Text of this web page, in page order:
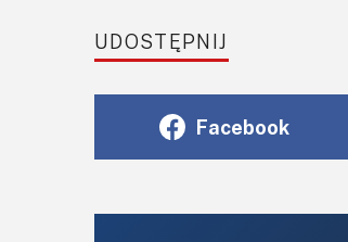
UDOSTĘPNIJ
Facebook